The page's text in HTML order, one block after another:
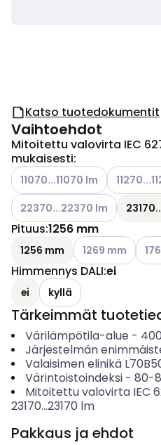
Katso tuotedokumentit
Vaihtoehdot
Mitoitettu valovirta IEC
mukaisesti:
Katso käytettävissä olevat
11070...11070 lm Katso
Katso käytettävissä olevat
22370...22370 lm
Pituus:1256 mm
1256 mm Katso
1269 mm
Himmennys DALI:ei
ei kyllä
Tärkeimmät
Värilämpötila-alue -
Järjestelmän
Valaisimen elinikä
Värintoistoindeksi- 80-
Mitoitettu valovirta IEC
23170...23170 lm
Pakkaus ja ehdot